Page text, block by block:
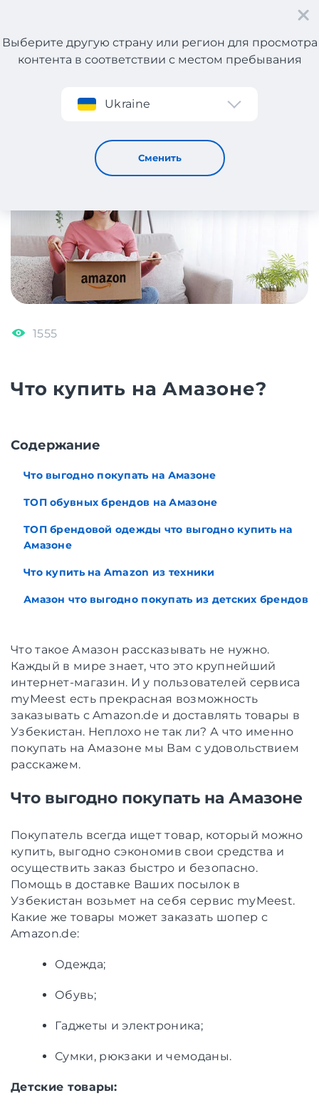
Регистрация
Выберите другую страну или регион для просмотра
контента в соответствии с местом пребывания
Ukraine
Сменить
Что купить на Амазоне?
1555
Что купить на Амазоне?
Cодержание
Что выгодно покупать на Амазоне
ТОП обувных брендов на Амазоне
ТОП брендовой одежды что выгодно купить на
Амазоне
Что купить на Amazon из техники
Амазон что выгодно покупать из детских брендов
Что такое Амазон рассказывать не нужно.
Каждый в мире знает, что это крупнейший
интернет-магазин. И у пользователей сервиса
myMeest есть прекрасная возможность
заказывать с Amazon.de и доставлять товары в
Узбекистан. Неплохо не так ли? А что именно
покупать на Амазоне мы Вам с удовольствием
расскажем.
Что выгодно покупать на Амазоне
Покупатель всегда ищет товар, который можно
купить, выгодно сэкономив свои средства и
осуществить заказ быстро и безопасно.
Помощь в доставке Ваших посылок в
Узбекистан возьмет на себя сервис myMeest.
Какие же товары может заказать шопер с
Amazon.de:
Одежда;
Обувь;
Гаджеты и электроника;
Сумки, рюкзаки и чемоданы.
Детские товары: